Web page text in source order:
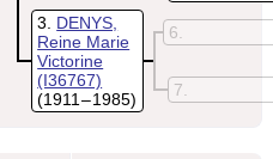
3
DENYS,
Reine Marie
Victorine
(I36767)
(1911 – 1985)
6
7